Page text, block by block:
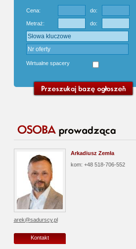
Cena: do:
Metraż: do:
Wirtualne spacery
Arkadiusz Zemła
kom: +48 518-706-552
arek@sadurscy.pl
Kontakt